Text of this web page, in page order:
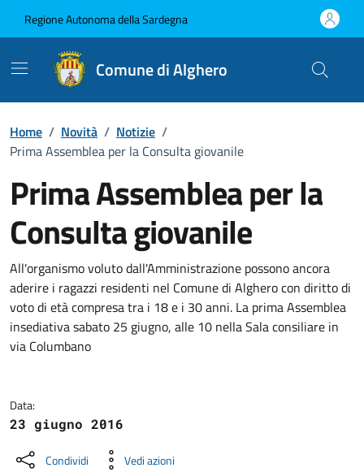
Regione Autonoma della Sardegna
Comune di Alghero
Home / Novità / Notizie /
Prima Assemblea per la Consulta giovanile
Prima Assemblea per la
Consulta giovanile
Dettagli della notizia
All'organismo voluto dall'Amministrazione possono ancora
aderire i ragazzi residenti nel Comune di Alghero con diritto di
voto di età compresa tra i 18 e i 30 anni. La prima Assemblea
insediativa sabato 25 giugno, alle 10 nella Sala consiliare in
via Columbano
Data:
23 giugno 2016
Condividi Vedi azioni